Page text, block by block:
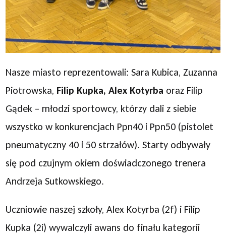
Nasze miasto reprezentowali: Sara Kubica, Zuzanna
Piotrowska, Filip Kupka, Alex Kotyrba oraz Filip
Gądek – młodzi sportowcy, którzy dali z siebie
wszystko w konkurencjach Ppn40 i Ppn50 (pistolet
pneumatyczny 40 i 50 strzałów). Starty odbywały
się pod czujnym okiem doświadczonego trenera
Andrzeja Sutkowskiego.
Uczniowie naszej szkoły, Alex Kotyrba (2f) i Filip
Kupka (2i) wywalczyli awans do finału kategorii